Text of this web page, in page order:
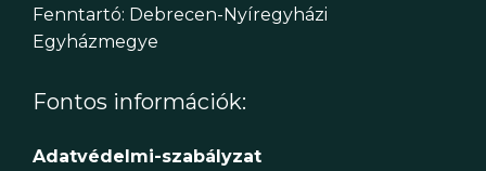
Fenntartó: Debrecen-Nyíregyházi
Egyházmegye
Fontos információk:
Adatvédelmi-szabályzat